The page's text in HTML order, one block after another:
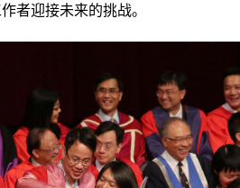
者迎接未来的挑战。